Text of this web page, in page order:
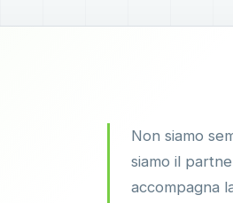
Non siamo
siamo il
accompagna